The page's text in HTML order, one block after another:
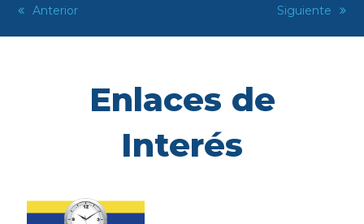
previous
Anterior
next
Siguiente
Enlaces de
Interés